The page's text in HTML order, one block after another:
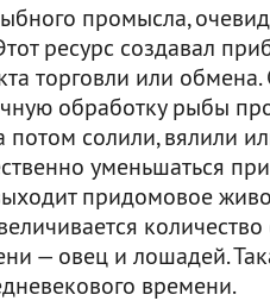
промысла,
ресурс создавал
торговли или
обработку рыбы
потом солили, вялили
уменьшаться
придомовое
— овец и лошадей.
времени.